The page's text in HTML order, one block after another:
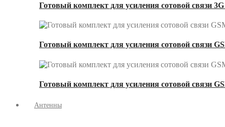
Готовый комплект для усиления сотовой связи
Готовый комплект для усиления сотовой связи
Готовый комплект для усиления сотовой связи
Антенны